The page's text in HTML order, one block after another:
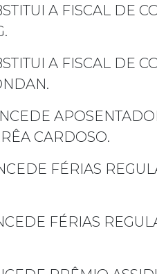
A FISCAL DE
A FISCAL DE
CARDOSO.
FÉRIAS
FÉRIAS